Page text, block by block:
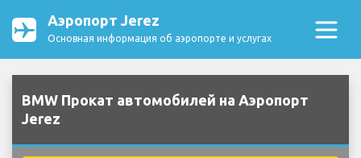
Аэропорт Jerez
Основная информация об аэропорте и услугах
BMW Прокат автомобилей на Аэропорт
Jerez